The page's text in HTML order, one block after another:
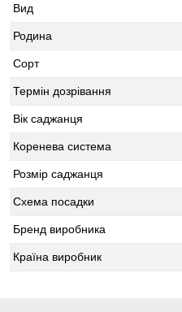
Вид
Родина
Сорт
Термін дозрівання
Вік саджанця
Коренева система
Розмір саджанця
Схема посадки
Бренд виробника
Країна виробник